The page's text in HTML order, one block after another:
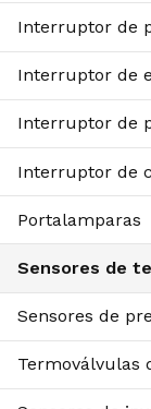
Interruptor de
Interruptor de
Interruptor de
Interruptor de
Portalamparas
Sensores de
Sensores de
Termoválvulas